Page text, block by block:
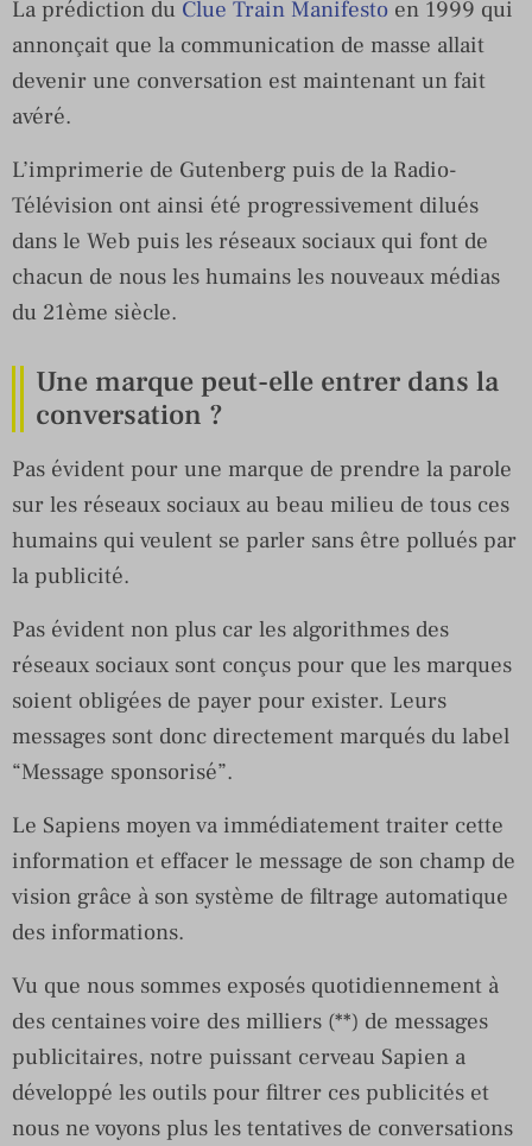
La prédiction du Clue Train Manifesto en 1999 qui
annonçait que la communication de masse allait
devenir une conversation est maintenant un fait
avéré.
L’imprimerie de Gutenberg puis de la Radio-
Télévision ont ainsi été progressivement dilués
dans le Web puis les réseaux sociaux qui font de
chacun de nous les humains les nouveaux médias
du 21ème siècle.
Une marque peut-elle entrer dans la
conversation ?
Pas évident pour une marque de prendre la parole
sur les réseaux sociaux au beau milieu de tous ces
humains qui veulent se parler sans être pollués par
la publicité.
Pas évident non plus car les algorithmes des
réseaux sociaux sont conçus pour que les marques
soient obligées de payer pour exister. Leurs
messages sont donc directement marqués du label
“Message sponsorisé”.
Le Sapiens moyen va immédiatement traiter cette
information et effacer le message de son champ de
vision grâce à son système de filtrage automatique
des informations.
Vu que nous sommes exposés quotidiennement à
des centaines voire des milliers (**) de messages
publicitaires, notre puissant cerveau Sapien a
développé les outils pour filtrer ces publicités et
nous ne voyons plus les tentatives de conversations